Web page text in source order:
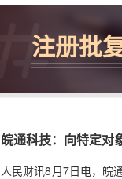
注册批
皖通科技：向特定对
人民财讯8月7日电，皖